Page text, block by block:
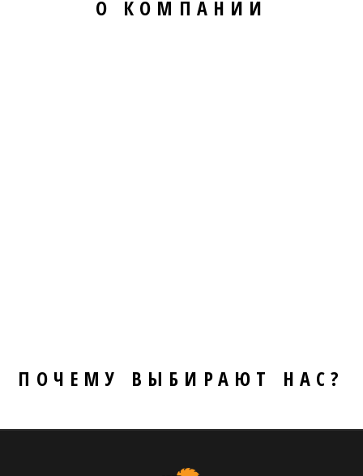
О КОМПАНИИ
ПОЧЕМУ ВЫБИРАЮТ НАС?